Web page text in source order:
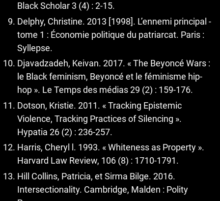
Black Scholar 3 (4) : 2-15.
Delphy, Christine. 2013 [1998]. L’ennemi principal -
tome 1 : Économie politique du patriarcat. Paris :
Syllepse.
Djavadzadeh, Keivan. 2017. « The Beyoncé Wars :
le Black feminism, Beyoncé et le féminisme hip-
hop ». Le Temps des médias 29 (2) : 159-176.
Dotson, Kristie. 2011. « Tracking Epistemic
Violence, Tracking Practices of Silencing ».
Hypatia 26 (2) : 236-257.
Harris, Cheryl l. 1993. « Whiteness as Property ».
Harvard Law Review, 106 (8) : 1710-1791.
Hill Collins, Patricia, et Sirma Bilge. 2016.
Intersectionality. Cambridge, Malden : Polity